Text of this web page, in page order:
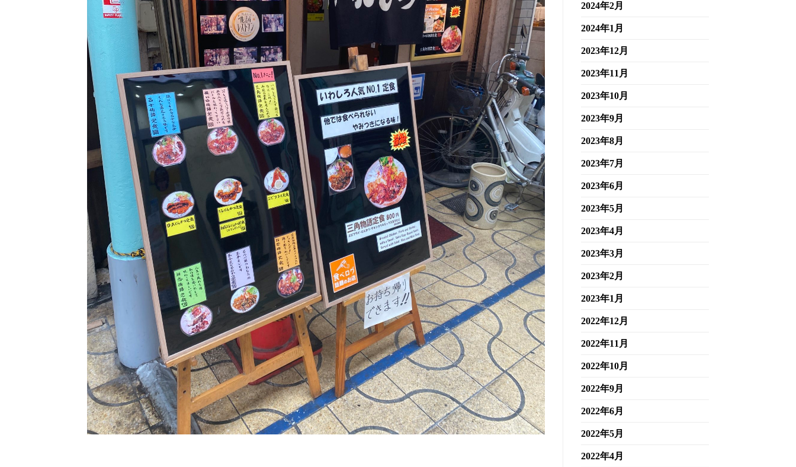
2024年2月
2024年1月
2023年12月
2023年11月
2023年10月
2023年9月
2023年8月
2023年7月
2023年6月
2023年5月
2023年4月
2023年3月
2023年2月
2023年1月
2022年12月
2022年11月
2022年10月
2022年9月
2022年6月
2022年5月
2022年4月